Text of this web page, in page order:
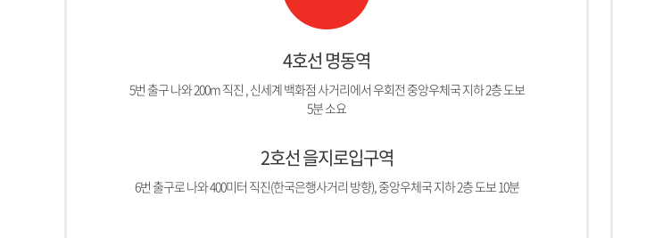
4호선 명동역
5번 출구 나와 200m 직진 , 신세계 백화점 사거리에서 우회전 중앙우체국 지하 2층 도보
5분 소요
2호선 을지로입구역
6번 출구로 나와 400미터 직진(한국은행사거리 방향), 중앙우체국 지하 2층 도보 10분